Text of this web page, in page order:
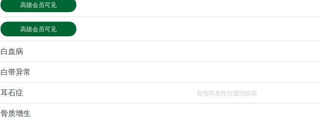
高级会员可见
高级会员可见
白血病
白带异常
耳石症 良性阵发性位置性眩晕
骨质增生